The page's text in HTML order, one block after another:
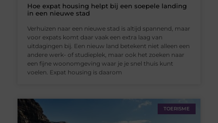
Hoe expat housing helpt bij een soepele landing
in een nieuwe stad
Verhuizen naar een nieuwe stad is altijd spannend, maar
voor expats komt daar vaak een extra laag van
uitdagingen bij. Een nieuw land betekent niet alleen een
andere werk- of studieplek, maar ook het zoeken naar
een fijne woonomgeving waar je je snel thuis kunt
voelen. Expat housing is daarom
TOERISME